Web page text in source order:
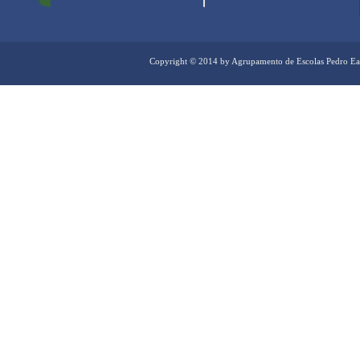
Copyright © 2014 by Agrupamento de Escolas Pedro